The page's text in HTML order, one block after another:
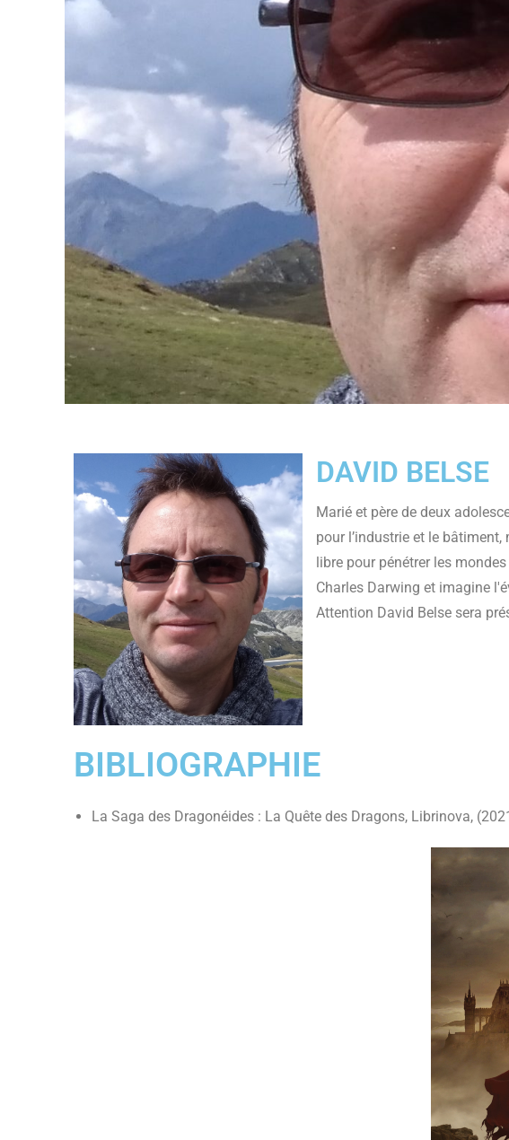
DAVID BELSE
Marié et père de deux
pour l’industrie et le bâtiment,
libre pour pénétrer les
Charles Darwing et imagine
Attention David Belse sera
BIBLIOGRAPHIE
La Saga des Dragonéides : La Quête des Dragons, Librinova,